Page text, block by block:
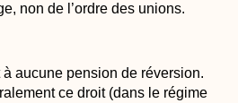
non de l’ordre des unions.
aucune pension de réversion.
ce droit (dans le régime